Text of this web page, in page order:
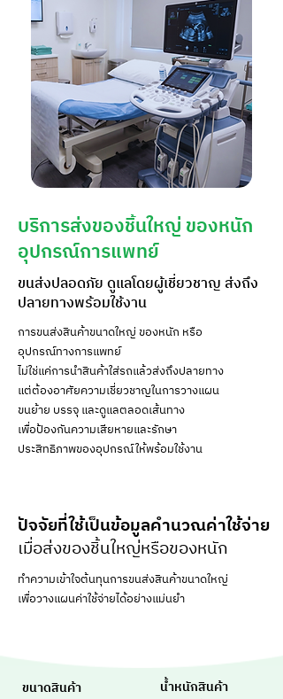
บริการส่งของชิ้นใหญ่ ของหนัก
อุปกรณ์การแพทย์
ขนส่งปลอดภัย ดูแลโดยผู้เชี่ยวชาญ ส่งถึง
ปลายทางพร้อมใช้งาน
การขนส่งสินค้าขนาดใหญ่ ของหนัก หรือ
อุปกรณ์ทางการแพทย์
ไม่ใช่แค่การนำสินค้าใส่รถแล้วส่งถึงปลายทาง
แต่ต้องอาศัยความเชี่ยวชาญในการวางแผน
ขนย้าย บรรจุ และดูแลตลอดเส้นทาง
เพื่อป้องกันความเสียหายและรักษา
ประสิทธิภาพของอุปกรณ์ให้พร้อมใช้งาน
ปัจจัยที่ใช้เป็นข้อมูลคำนวณค่าใช้จ่าย
เมื่อส่งของชิ้นใหญ่หรือของหนัก
ทำความเข้าใจต้นทุนการขนส่งสินค้าขนาดใหญ่
เพื่อวางแผนค่าใช้จ่ายได้อย่างแม่นยำ
ขนาดสินค้า น้ำหนักสินค้า